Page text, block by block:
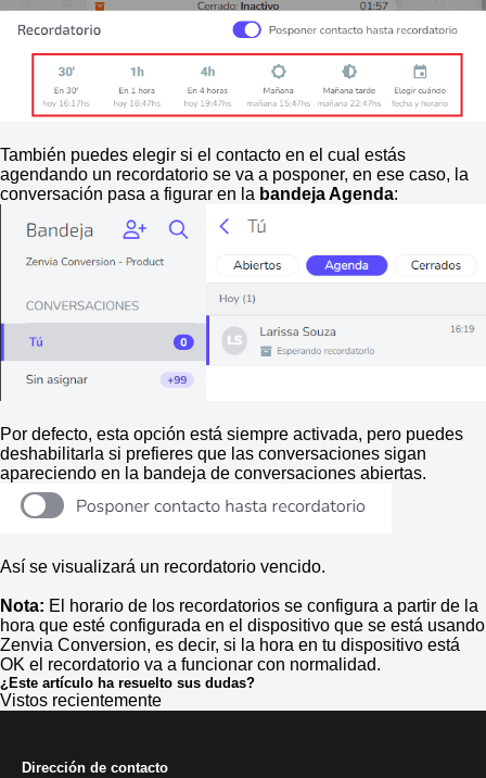
También puedes elegir si el contacto en el cual estás
agendando un recordatorio se va a posponer, en ese caso, la
conversación pasa a figurar en la bandeja Agenda:
Por defecto, esta opción está siempre activada, pero puedes
deshabilitarla si prefieres que las conversaciones sigan
apareciendo en la bandeja de conversaciones abiertas.
Así se visualizará un recordatorio vencido.
Nota: El horario de los recordatorios se configura a partir de la
hora que esté configurada en el dispositivo que se está usando
Zenvia Conversion, es decir, si la hora en tu dispositivo está
OK el recordatorio va a funcionar con normalidad.
¿Este artículo ha resuelto sus dudas?
Vistos recientemente
Dirección de contacto